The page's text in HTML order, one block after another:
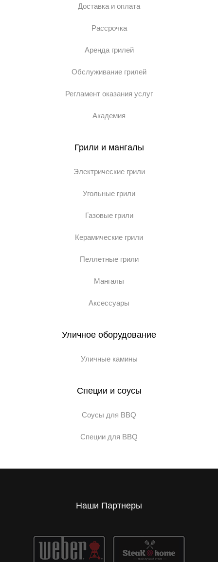
Доставка и оплата
Рассрочка
Аренда грилей
Обслуживание грилей
Регламент оказания услуг
Академия
Грили и мангалы
Электрические грили
Угольные грили
Газовые грили
Керамические грили
Пеллетные грили
Мангалы
Аксессуары
Уличное оборудование
Уличные камины
Специи и соусы
Соусы для BBQ
Специи для BBQ
Наши Партнеры